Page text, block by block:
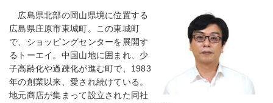
広島県北部の岡山県境に位置する
広島県庄原市東城町。この東城町
で、ショッピングセンターを展開す
るトーエイ。中国山地に囲まれ、少
子高齢化や過疎化が進む町で、1983
年の創業以来、愛され続けている。
地元商店が集まって設立された同社